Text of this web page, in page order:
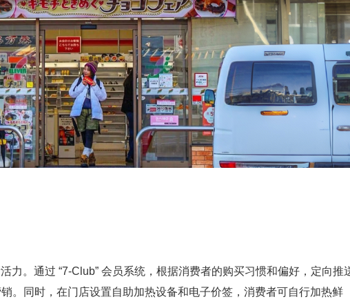
力。通过 “7-Club” 会员系统，根据消费者的购买习惯和偏好，定向推
。同时，在门店设置自助加热设备和电子价签，消费者可自行加热鲜